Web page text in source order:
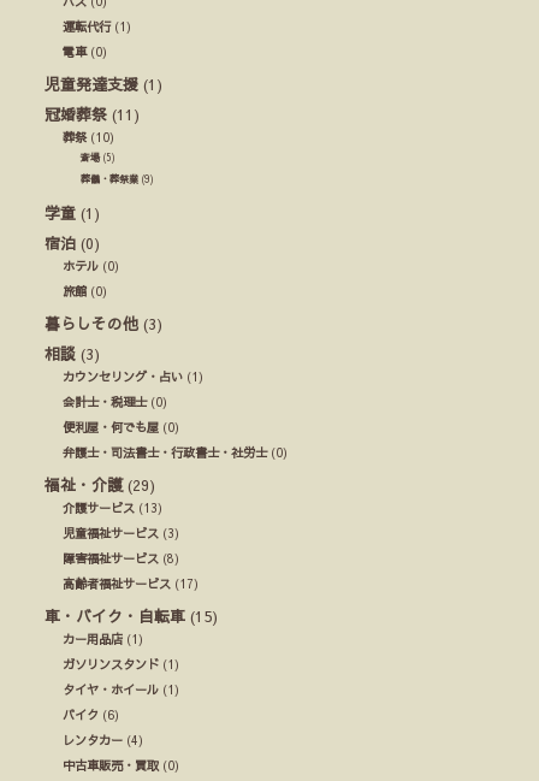
運転代行(1)
電車(0)
児童発達支援 (1)
冠婚葬祭 (11)
葬祭(10)
斎場(5)
葬儀・葬祭業 (9)
学童 (1)
宿泊 (0)
ホテル (0)
旅館 (0)
暮らしその他 (3)
相談 (3)
カウンセリング・占い (1)
会計士・税理士(0)
便利屋・何でも屋 (0)
弁護士・司法書士・行政書士・社労士(0)
福祉・介護(29)
介護サービス (13)
児童福祉サービス (3)
障害福祉サービス (8)
高齢者福祉サービス (17)
車・バイク・自転車 (15)
カー用品店 (1)
ガソリンスタンド (1)
タイヤ・ホイール (1)
バイク (6)
レンタカー (4)
中古車販売・買取 (0)